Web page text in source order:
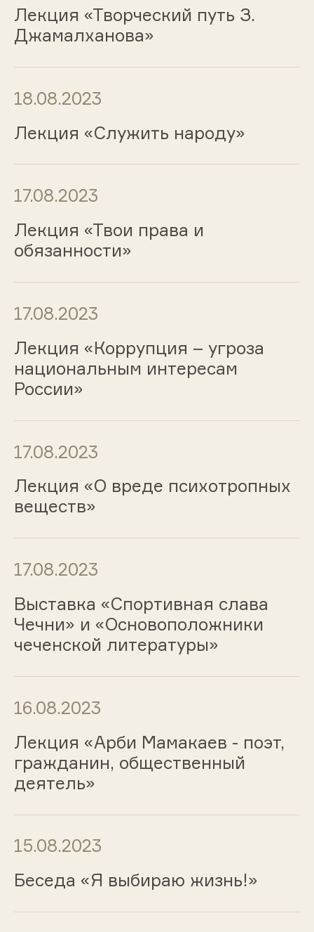
Лекция «Творческий путь З.
Джамалханова»
18.08.2023
Лекция «Служить народу»
17.08.2023
Лекция «Твои права и
обязанности»
17.08.2023
Лекция «Коррупция – угроза
национальным интересам
России»
17.08.2023
Лекция «О вреде психотропных
веществ»
17.08.2023
Выставка «Спортивная слава
Чечни» и «Основоположники
чеченской литературы»
16.08.2023
Лекция «Арби Мамакаев - поэт,
гражданин, общественный
деятель»
15.08.2023
Беседа «Я выбираю жизнь!»